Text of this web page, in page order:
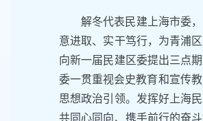
解冬代表民建上海市委
意进取、实干笃行，为青浦
向新一届民建区委提出三点
委一贯重视会史教育和宣传
思想政治引领。发挥好上海
共同心同向、携手前行的奋